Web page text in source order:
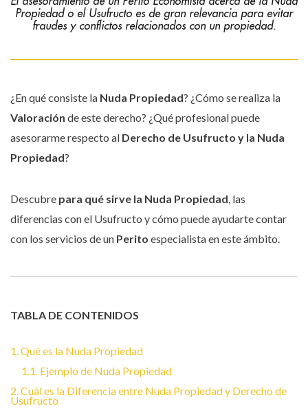
Propiedad o el Usufructo es de gran relevancia para evitar
fraudes y conflictos relacionados con un propiedad.
¿En qué consiste la Nuda Propiedad? ¿Cómo se realiza la
Valoración de este derecho? ¿Qué profesional puede
asesorarme respecto al Derecho de Usufructo y la Nuda
Propiedad?
Descubre para qué sirve la Nuda Propiedad, las
diferencias con el Usufructo y cómo puede ayudarte contar
con los servicios de un Perito especialista en este ámbito.
TABLA DE CONTENIDOS
1. Qué es la Nuda Propiedad
1.1. Ejemplo de Nuda Propiedad
2. Cuál es la Diferencia entre Nuda Propiedad y Derecho de
Usufructo